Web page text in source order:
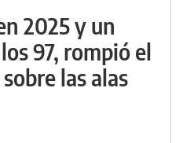
2025 y un
97, rompió el
las alas